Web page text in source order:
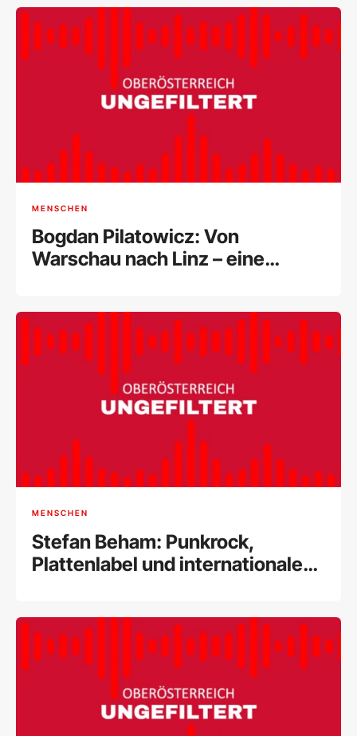
MENSCHEN
Bogdan Pilatowicz: Von
Warschau nach Linz – eine
MENSCHEN
Stefan Beham: Punkrock,
Plattenlabel und internationale